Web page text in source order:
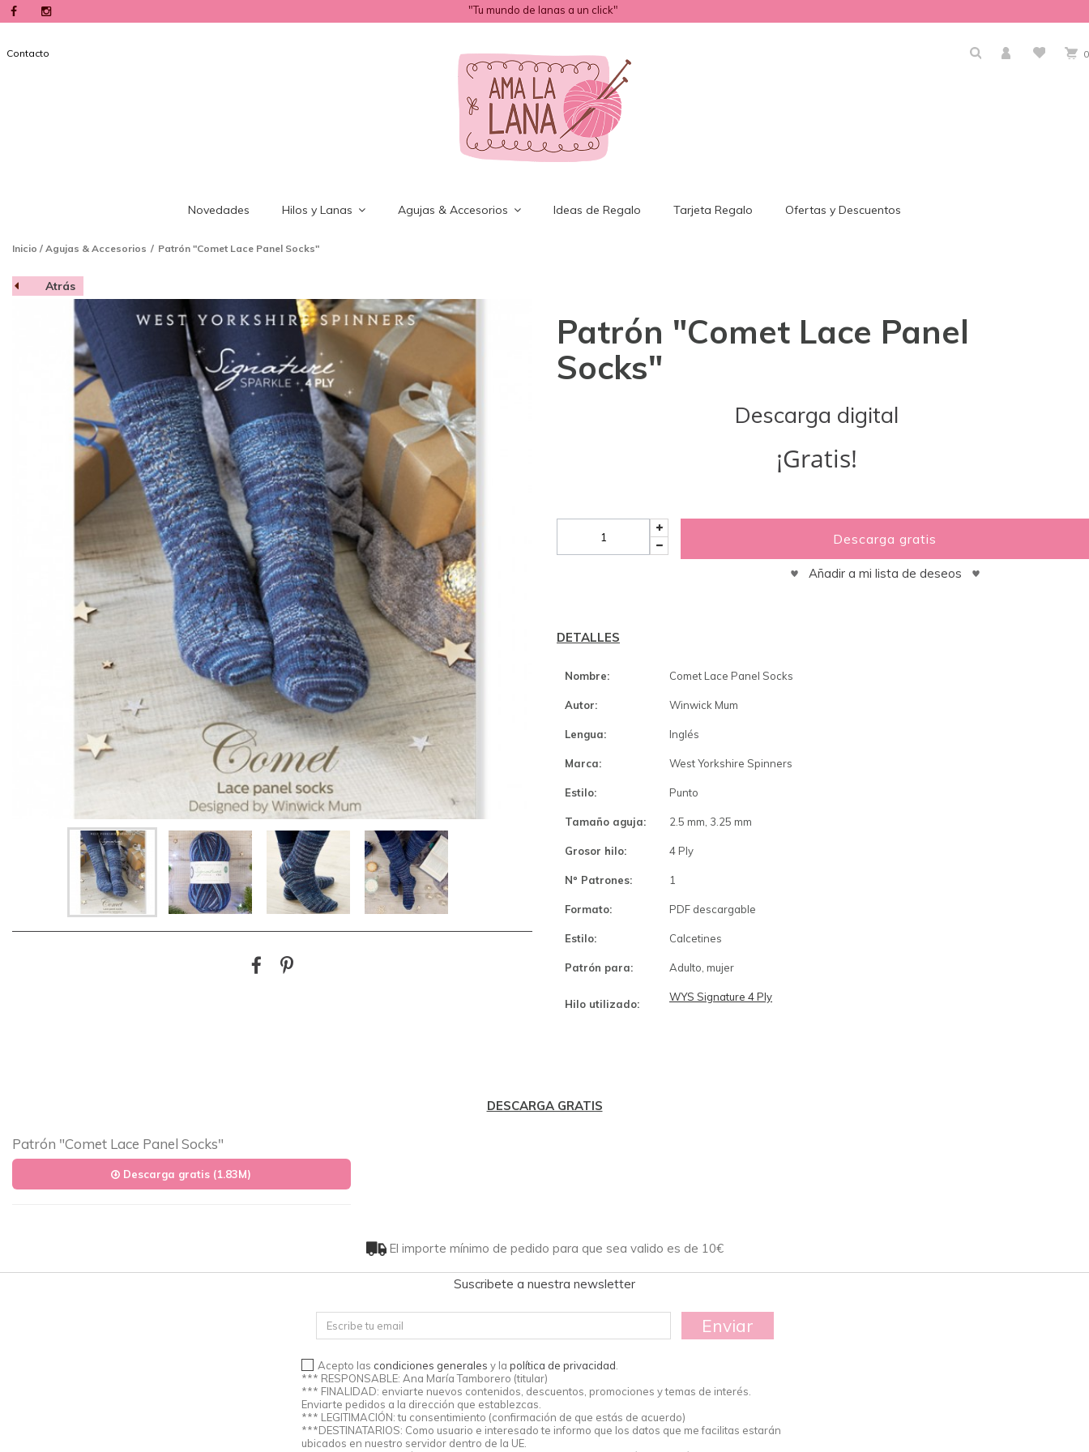
"Tu mundo de lanas a un click"
Contacto 0
Novedades Hilos y Lanas Agujas & Accesorios Ideas de Regalo Tarjeta Regalo Ofertas y Descuentos
Inicio / Agujas & Accesorios / Patrón "Comet Lace Panel Socks"
Atrás
Patrón "Comet Lace Panel
Socks"
Descarga digital
¡Gratis!
Descarga gratis
Añadir a mi lista de deseos
DETALLES
Nombre: Comet Lace Panel Socks
Autor: Winwick Mum
Lengua: Inglés
Marca: West Yorkshire Spinners
Estilo: Punto
Tamaño aguja: 2.5 mm, 3.25 mm
Grosor hilo: 4 Ply
Nº Patrones: 1
Formato: PDF descargable
Estilo: Calcetines
Patrón para: Adulto, mujer
Hilo utilizado:
WYS Signature 4 Ply
DESCARGA GRATIS
Patrón "Comet Lace Panel Socks"
Descarga gratis (1.83M)
El importe mínimo de pedido para que sea valido es de 10€
Suscribete a nuestra newsletter
Enviar
Acepto las condiciones generales y la política de privacidad.
*** RESPONSABLE: Ana María Tamborero (titular)
*** FINALIDAD: enviarte nuevos contenidos, descuentos, promociones y temas de interés.
Enviarte pedidos a la dirección que establezcas.
*** LEGITIMACIÓN: tu consentimiento (confirmación de que estás de acuerdo)
***DESTINATARIOS: Como usuario e interesado te informo que los datos que me facilitas estarán
ubicados en nuestro servidor dentro de la UE.